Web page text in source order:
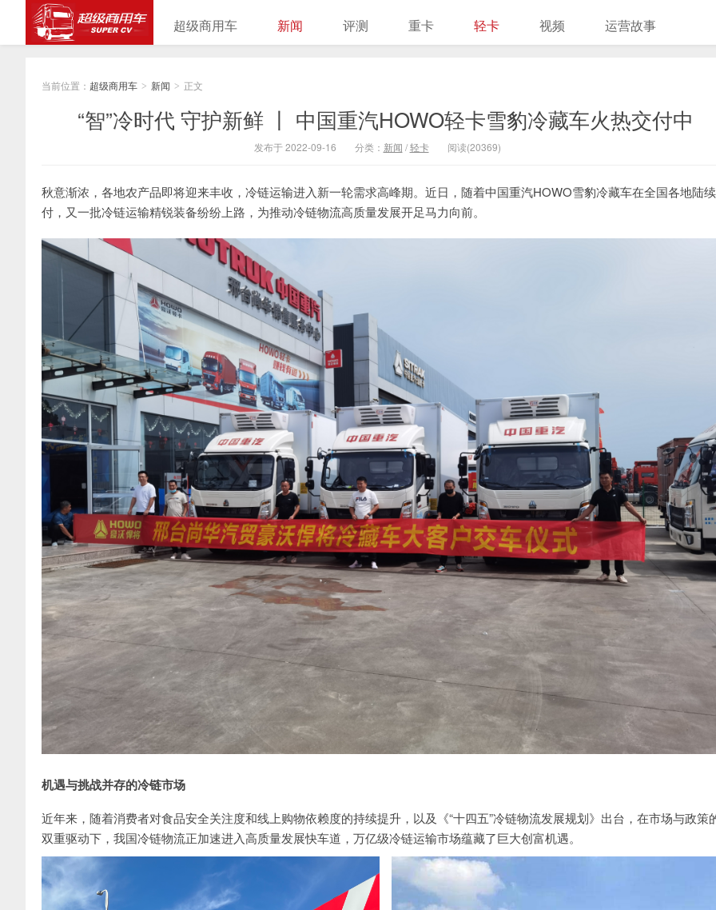
超级商用车 新闻 评测 重卡 轻卡 视频 运营故事
当前位置： 超级商用车 > 新闻 > 正文
“智”冷时代 守护新鲜 丨 中国重汽HOWO轻卡雪豹冷藏车火热交付中
发布于 2022-09-16 分类： 新闻 /轻卡 阅读(20369)
秋意渐浓，各地农产品即将迎来丰收，冷链运输进入新一轮需求高峰期。近日，随着中国重汽HOWO雪豹冷藏车在全国各地陆
付，又一批冷链运输精锐装备纷纷上路，为推动冷链物流高质量发展开足马力向前。
机遇与挑战并存的冷链市场
近年来，随着消费者对食品安全关注度和线上购物依赖度的持续提升，以及《“十四五”冷链物流发展规划》出台，在市场与政策
双重驱动下，我国冷链物流正加速进入高质量发展快车道，万亿级冷链运输市场蕴藏了巨大创富机遇。